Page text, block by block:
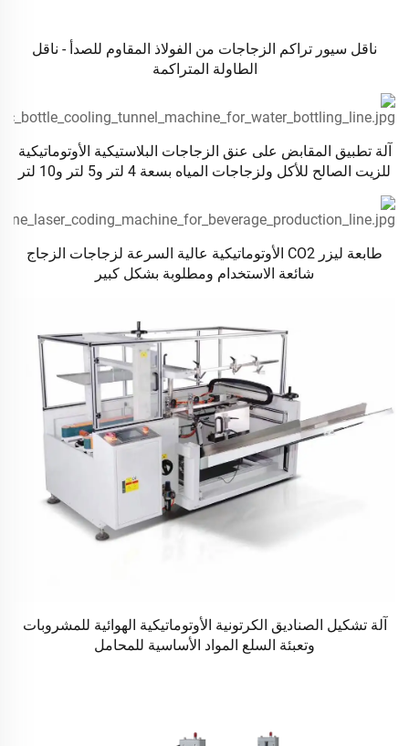
ناقل سيور تراكم الزجاجات من الفولاذ المقاوم للصدأ - ناقل
الطاولة المتراكمة
آلة تطبيق المقابض على عنق الزجاجات البلاستيكية الأوتوماتيكية
للزيت الصالح للأكل ولزجاجات المياه بسعة 4 لتر و5 لتر و10 لتر
طابعة ليزر CO2 الأوتوماتيكية عالية السرعة لزجاجات الزجاج
شائعة الاستخدام ومطلوبة بشكل كبير
آلة تشكيل الصناديق الكرتونية الأوتوماتيكية الهوائية للمشروبات
وتعبئة السلع المواد الأساسية للمحامل